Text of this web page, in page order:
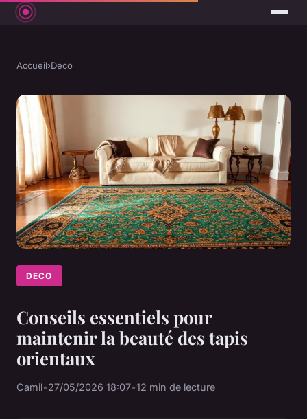
Accueil›Deco
DECO
Conseils essentiels pour
maintenir la beauté des tapis
orientaux
Camil•27/05/2026 18:07•12 min de lecture